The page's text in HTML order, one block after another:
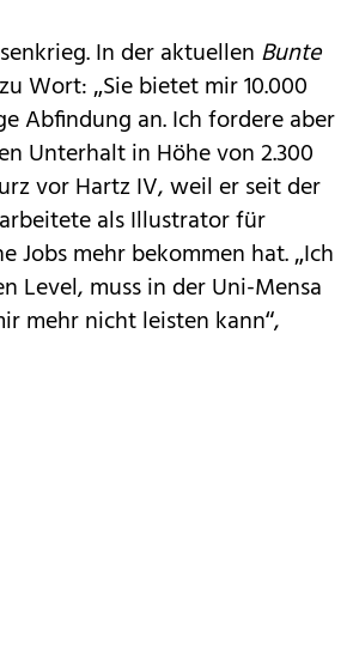
. In der aktuellen Bunte
Wort: „Sie bietet mir 10.000
Abfindung an. Ich fordere aber
Unterhalt in Höhe von 2.300
vor Hartz IV, weil er seit der
als Illustrator für
Jobs mehr bekommen hat. „Ich
Level, muss in der Uni-Mensa
mehr nicht leisten kann“,